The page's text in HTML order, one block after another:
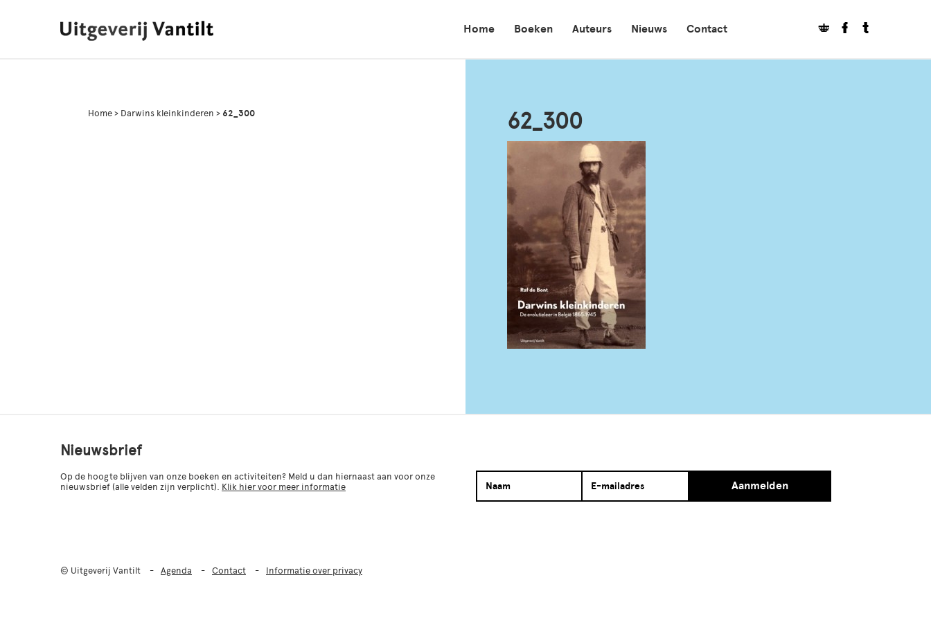
Home Boeken Auteurs Nieuws Contact
Home > Darwins kleinkinderen > 62_300 62_300
Nieuwsbrief
Op de hoogte blijven van onze boeken en activiteiten? Meld u dan hiernaast aan voor onze
nieuwsbrief (alle velden zijn verplicht). Klik hier voor meer informatie Aanmelden
© Uitgeverij Vantilt Agenda Contact Informatie over privacy